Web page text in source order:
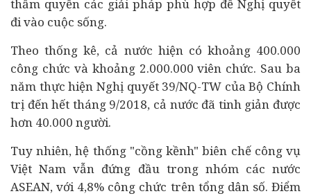
thẩm quyền các giải pháp phù hợp để Nghị quyết
đi vào cuộc sống.
Theo thống kê, cả nước hiện có khoảng 400.000
công chức và khoảng 2.000.000 viên chức. Sau ba
năm thực hiện Nghị quyết 39/NQ-TW của Bộ Chính
trị đến hết tháng 9/2018, cả nước đã tinh giản được
hơn 40.000 người.
Tuy nhiên, hệ thống "cồng kềnh" biên chế công vụ
Việt Nam vẫn đứng đầu trong nhóm các nước
ASEAN, với 4,8% công chức trên tổng dân số. Điểm